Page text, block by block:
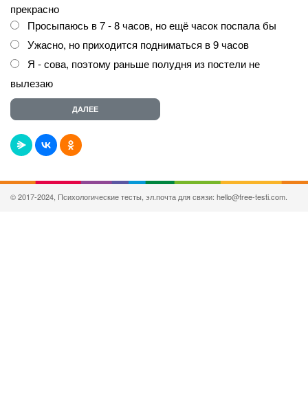
прекрасно
Просыпаюсь в 7 - 8 часов, но ещё часок поспала бы
Ужасно, но приходится подниматься в 9 часов
Я - сова, поэтому раньше полудня из постели не
вылезаю
© 2017-2024, Психологические тесты, эл.почта для связи: hello@free-testi.com.